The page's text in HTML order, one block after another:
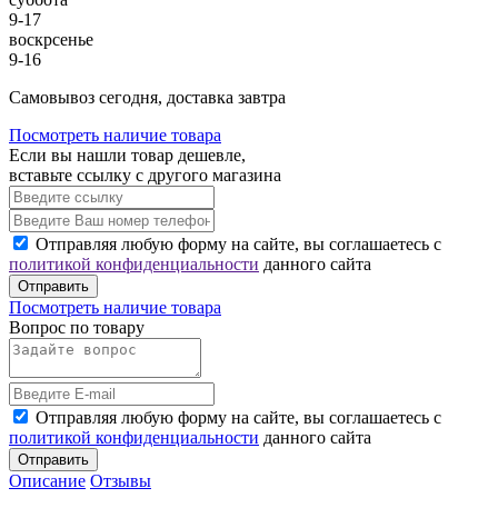
9-17
воскрсенье
9-16
Cамовывоз сегодня, доставка завтра
Посмотреть наличие товара
Если вы нашли товар дешевле,
вставьте ссылку с другого магазина
Отправляя любую форму на сайте, вы соглашаетесь с
политикой конфиденциальности данного сайта
Отправить
Посмотреть наличие товара
Вопрос по товару
Отправляя любую форму на сайте, вы соглашаетесь с
политикой конфиденциальности данного сайта
Отправить
Описание Отзывы